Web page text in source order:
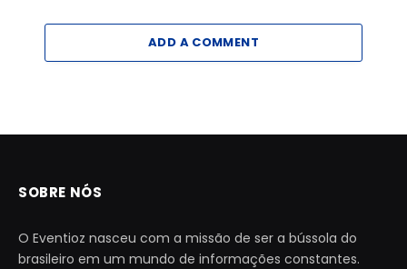
ADD A COMMENT
SOBRE NÓS
O Eventioz nasceu com a missão de ser a bússola do
brasileiro em um mundo de informações constantes.